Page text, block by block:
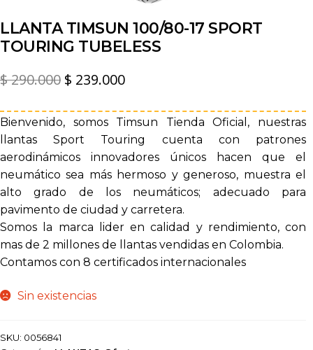
LLANTA TIMSUN 100/80-17 SPORT
TOURING TUBELESS
$290.000 El
original
era:
$ 290.000.
$ 239.000El
actual
es:
$ 239.000.
Bienvenido, somos Timsun Tienda Oficial, nuestras
llantas Sport Touring cuenta con patrones
aerodinámicos innovadores únicos hacen que el
neumático sea más hermoso y generoso, muestra el
alto grado de los neumáticos; adecuado para
pavimento de ciudad y carretera.
Somos la marca lider en calidad y rendimiento, con
mas de 2 millones de llantas vendidas en Colombia.
Contamos con 8 certificados internacionales
Sin existencias
SKU: 0056841